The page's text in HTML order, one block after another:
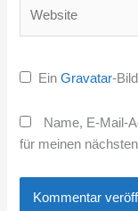
EinGravatar-
Name, E-Mail-
für meinen